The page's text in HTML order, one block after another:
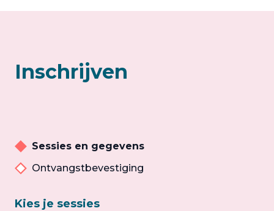
Inschrijven
Sessies en gegevens
Ontvangstbevestiging
Kies je sessies